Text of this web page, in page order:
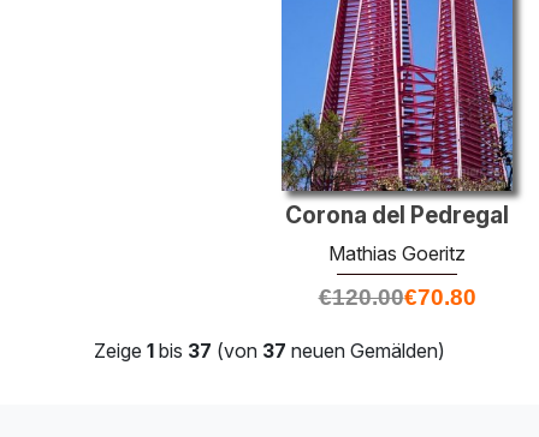
Corona del Pedregal
Mathias Goeritz
€120.00€70.80
Zeige 1 bis 37 (von 37 neuen Gemälden)